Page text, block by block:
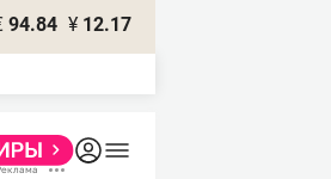
94.84 ¥ 12.17